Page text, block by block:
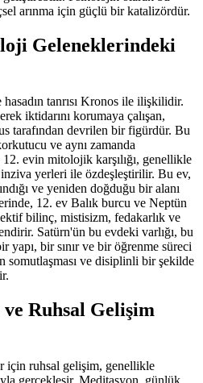
arınma için güçlü bir katalizördür.
Geleneklerindeki
tanrısı Kronos ile ilişkilidir.
iktidarını korumaya çalışan,
tarafından devrilen bir figürdür. Bu
ve aynı zamanda
12. evin mitolojik karşılığı, genellikle
yerleri ile özdeşleştirilir. Bu ev,
ve yeniden doğduğu bir alanı
12. ev Balık burcu ve Neptün
bilinç, mistisizm, fedakarlık ve
Satürn'ün bu evdeki varlığı, bu
yapı, bir sınır ve bir öğrenme süreci
somutlaşması ve disiplinli bir şekilde
Ruhsal Gelişim
için ruhsal gelişim, genellikle
gerçekleşir. Meditasyon, günlük